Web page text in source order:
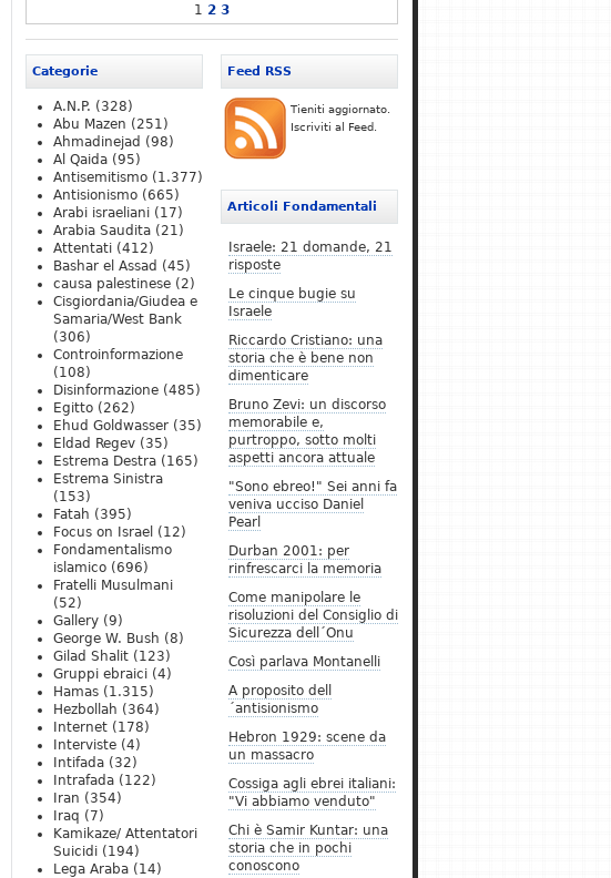
1 2 3
Feed RSS
Tieniti aggiornato.
Iscriviti al Feed.
Articoli Fondamentali
Israele: 21 domande, 21
risposte
Le cinque bugie su
Israele
Riccardo Cristiano: una
storia che è bene non
dimenticare
Bruno Zevi: un discorso
memorabile e,
purtroppo, sotto molti
aspetti ancora attuale
"Sono ebreo!" Sei anni fa
veniva ucciso Daniel
Pearl
Durban 2001: per
rinfrescarci la memoria
Come manipolare le
risoluzioni del Consiglio di
Sicurezza dell´Onu
Così parlava Montanelli
A proposito dell
´antisionismo
Hebron 1929: scene da
un massacro
Cossiga agli ebrei italiani:
"Vi abbiamo venduto"
Chi è Samir Kuntar: una
storia che in pochi
conoscono
Categorie
A.N.P. (328)
Abu Mazen (251)
Ahmadinejad (98)
Al Qaida (95)
Antisemitismo (1.377)
Antisionismo (665)
Arabi israeliani (17)
Arabia Saudita (21)
Attentati (412)
Bashar el Assad (45)
causa palestinese (2)
Cisgiordania/Giudea e
Samaria/West Bank
(306)
Controinformazione
(108)
Disinformazione (485)
Egitto (262)
Ehud Goldwasser (35)
Eldad Regev (35)
Estrema Destra (165)
Estrema Sinistra
(153)
Fatah (395)
Focus on Israel (12)
Fondamentalismo
islamico (696)
Fratelli Musulmani
(52)
Gallery (9)
George W. Bush (8)
Gilad Shalit (123)
Gruppi ebraici (4)
Hamas (1.315)
Hezbollah (364)
Internet (178)
Interviste (4)
Intifada (32)
Intrafada (122)
Iran (354)
Iraq (7)
Kamikaze/ Attentatori
Suicidi (194)
Lega Araba (14)